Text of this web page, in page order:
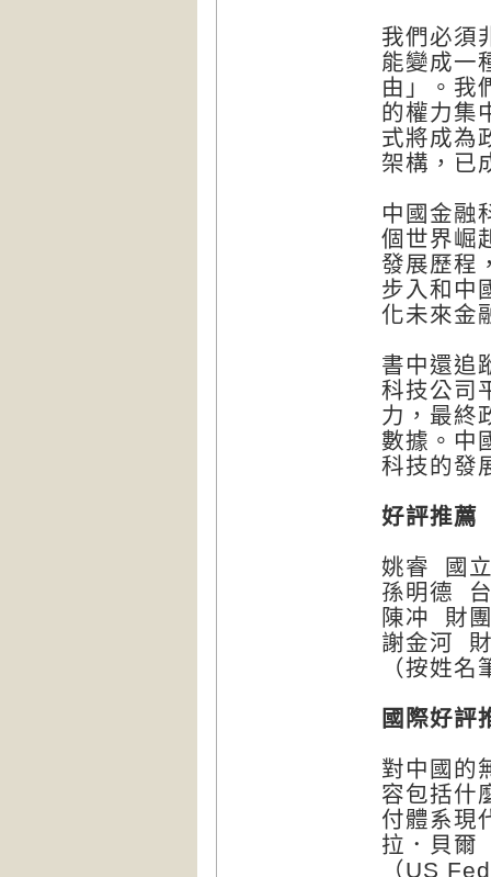
我們必須
能變成一
由」。我
的權力集
式將成為
架構，已
中國金融
個世界崛
發展歷程
步入和中
化未來金
書中還追
科技公司
力，最終
數據。中
科技的發
好評推薦
姚睿 國
孫明德
陳冲 財
謝金河
（按姓名
國際好評
對中國的
容包括什
付體系現
拉．貝爾
（US